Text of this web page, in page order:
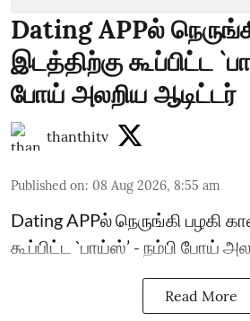
Dating APPல்
இடத்திற்கு கூப்பிட்ட
போய் அலறிய ஆடிட்டர்
thanthitv
Published on: 08 Aug 2026, 8:55 am
Dating APPல் நெருங்கி பழகி
கூப்பிட்ட `பாய்ஸ்’ - நம்பி போய்
Read More